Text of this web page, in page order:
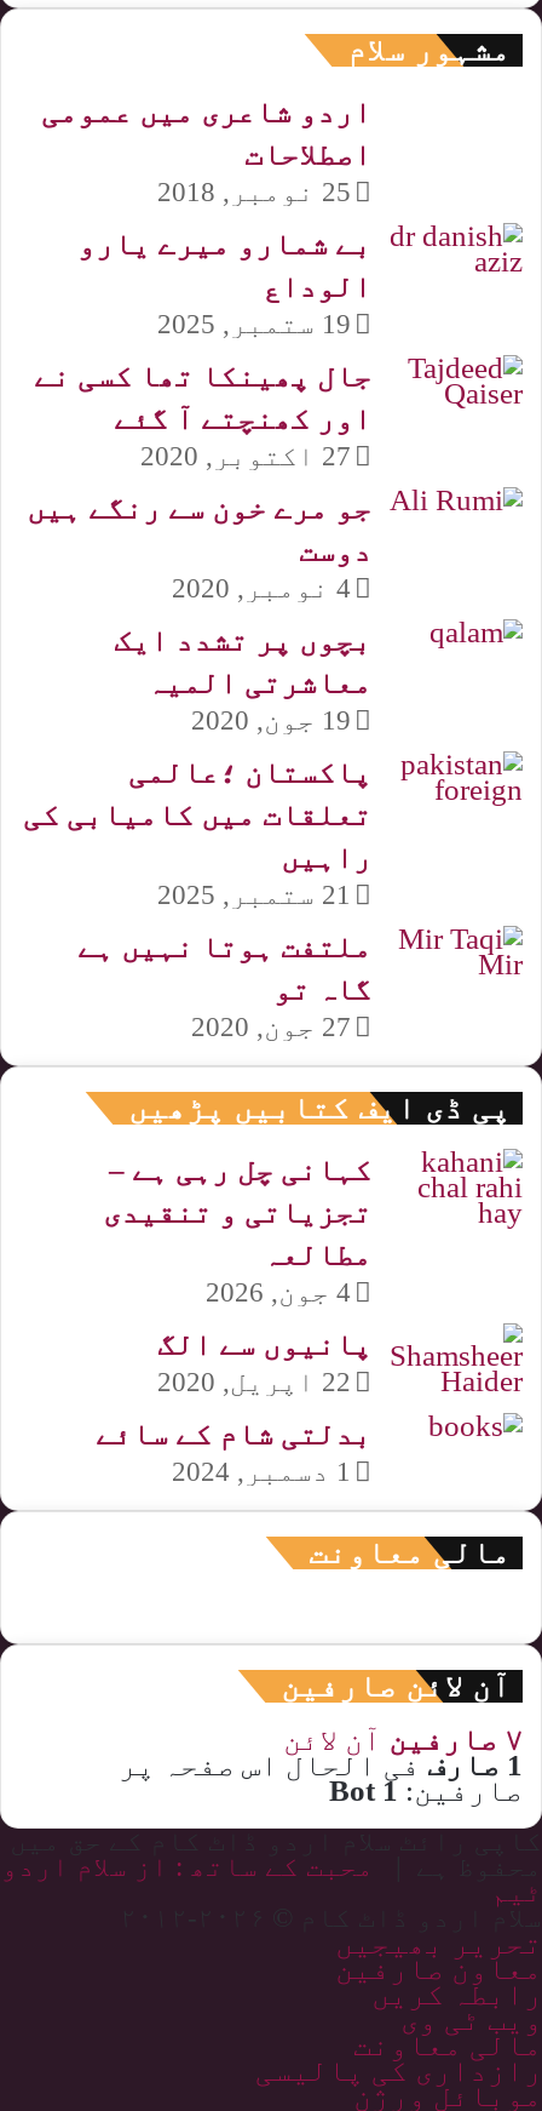
مشہور سلام
اردو شاعری میں عمومی
اصطلاحات
25 نومبر, 2018
بے شمارو میرے یارو
الوداع
19 ستمبر, 2025
جال پھینکا تھا کسی نے
اور کھنچتے آ گئے
27 اکتوبر, 2020
جو مرے خون سے رنگے ہیں
دوست
4 نومبر, 2020
بچوں پر تشدد ایک
معاشرتی المیہ
19 جون, 2020
پاکستان ؛عالمی
تعلقات میں کامیابی کی
راہیں
21 ستمبر, 2025
ملتفت ہوتا نہیں ہے
گاہ تو
27 جون, 2020
پی ڈی ایف کتابیں پڑھیں
کہانی چل رہی ہے –
تجزیاتی و تنقیدی
مطالعہ
4 جون, 2026
پانیوں سے الگ
22 اپریل, 2020
بدلتی شام کے سائے
1 دسمبر, 2024
مالی معاونت
آن لائن صارفین
۷ صارفین آن لائن
1 صارف فی الحال اس صفحہ پر
صارفین: 1 Bot
محبت کے ساتھ : از سلام اردو
ٹیم
سلام اردو ڈاٹ کام © ۲۰۲۶-۲۰۱۲
تحریر بھیجیں
معاون صارفین
رابطہ کریں
ویب ٹی وی
مالی معاونت
رازداری کی پالیسی
موبائل ورژن